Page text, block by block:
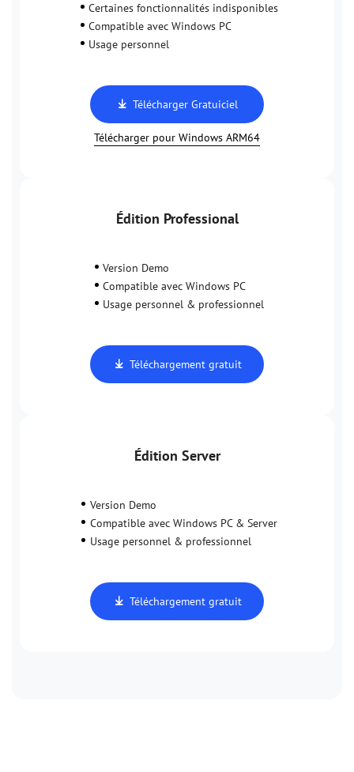
Certaines fonctionnalités indisponibles
Compatible avec Windows PC
Usage personnel
Télécharger Gratuiciel
Télécharger pour Windows ARM64
Édition Professional
Version Demo
Compatible avec Windows PC
Usage personnel & professionnel
Téléchargement gratuit
Édition Server
Version Demo
Compatible avec Windows PC & Server
Usage personnel & professionnel
Téléchargement gratuit